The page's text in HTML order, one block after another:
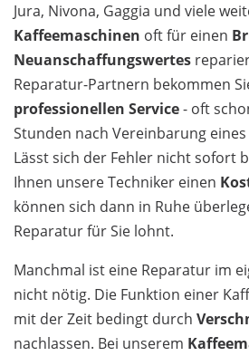
Jura, Nivona, Gaggia und viele
Kaffeemaschinen oft für einen
Neuanschaffungswertes
Reparatur-Partnern bekommen
professionellen Service- oft
Stunden nach Vereinbarung
Lässt sich der Fehler nicht sofort
Ihnen unsere Techniker einen
können sich dann in Ruhe
Reparatur für Sie lohnt.
Manchmal ist eine Reparatur im
nicht nötig. Die Funktion einer
mit der Zeit bedingt durch
nachlassen. Bei unserem